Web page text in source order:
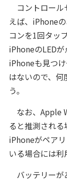
コントロール
えば、iPhone
コンを1回タッ
iPhoneのLED
iPhoneも見つ
はないので、
う。
なお、Apple
ると推測され
iPhoneがペア
いる場合には利
バッテリーが